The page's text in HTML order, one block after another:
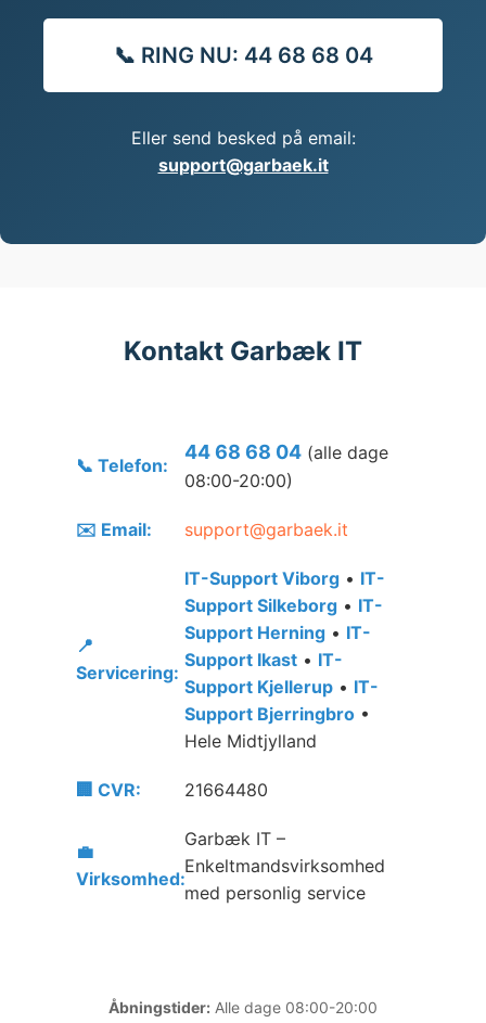
📞 RING NU: 44 68 68 04
Eller send besked på email:
support@garbaek.it
Kontakt Garbæk IT
📞 Telefon:
44 68 68 04 (alle dage
08:00-20:00)
✉️ Email: support@garbaek.it
📍
Servicering:
IT-Support Viborg • IT-
Support Silkeborg • IT-
Support Herning • IT-
Support Ikast • IT-
Support Kjellerup • IT-
Support Bjerringbro •
Hele Midtjylland
🏢 CVR: 21664480
💼
Virksomhed:
Garbæk IT –
Enkeltmandsvirksomhed
med personlig service
Åbningstider: Alle dage 08:00-20:00